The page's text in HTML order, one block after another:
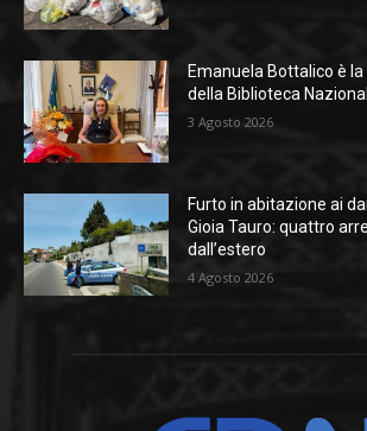
Emanuela Bottalico è
della Biblioteca
3 Agosto 2026
Furto in abitazione ai
Gioia Tauro: quattro
dall’estero
4 Agosto 2026